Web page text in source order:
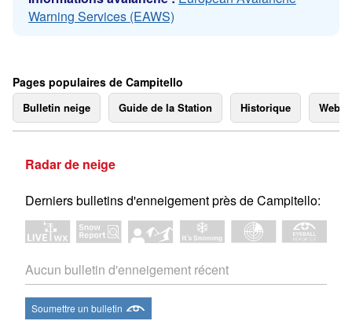
Warning Services (EAWS)
Pages populaires de Campitello
Bulletin neige Guide de la Station Historique
Radar de neige
Derniers bulletins d'enneigement près de Campitello:
Aucun bulletin d'enneigement récent
Soumettre un bulletin